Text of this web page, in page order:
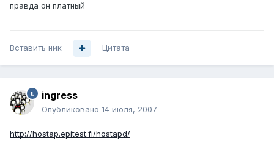
правда он платный
Вставить ник Цитата
ingress
Опубликовано 14 июля, 2007
http://hostap.epitest.fi/hostapd/